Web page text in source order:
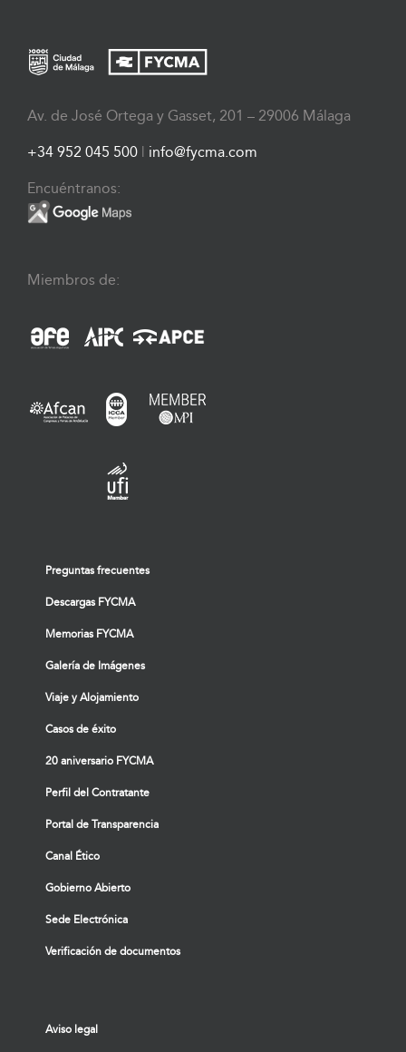
Av. de José Ortega y Gasset, 201 – 29006 Málaga
+34 952 045 500 info@fycma.com
Encuéntranos:
Miembros de:
Preguntas frecuentes
Descargas FYCMA
Memorias FYCMA
Galería de Imágenes
Viaje y Alojamiento
Casos de éxito
20 aniversario FYCMA
Perfil del Contratante
Portal de Transparencia
Canal Ético
Gobierno Abierto
Sede Electrónica
Verificación de documentos
Aviso legal